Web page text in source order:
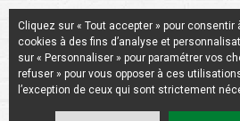
La Beauté de l'Authentique
Cliquez sur « Tout accepter » pour
cookies à des fins d’analyse et
sur « Personnaliser » pour paramétrer vos
refuser » pour vous opposer à ces
l’exception de ceux qui sont strictement